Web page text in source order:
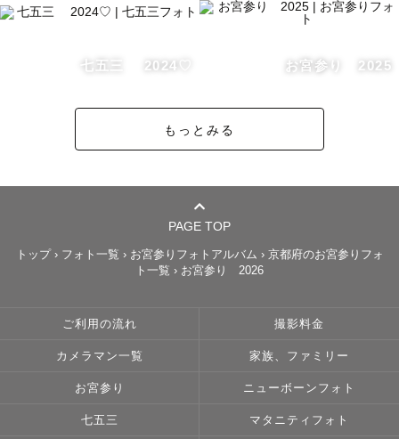
ファミリーフォト👪なら、いつものご家族で笑いあってる
カップルフォトやフレンズならお互いが笑顔で笑い合う様
なので「こんなのが撮りたい！」などあればぜひご相談く
ファミリー撮影などご希望の方には事前にLINEビデオ通話
いの？
どこならこんな写真が撮れるのかなどもお気軽に聞いてく
七五三 2024♡ お宮参り 2025
もっとみる
PAGE TOP
トップ› フォト一覧 › お宮参りフォトアルバム › 京都府のお宮参りフォ
ト一覧 › お宮参り 2026
ご利用の流れ 撮影料金
カメラマン一覧 家族、ファミリー
お宮参り ニューボーンフォト
七五三 マタニティフォト